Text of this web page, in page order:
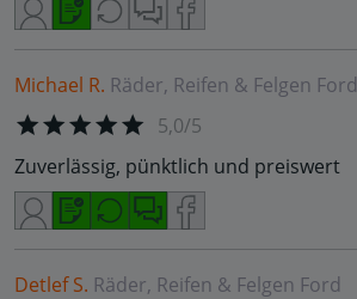
Michael R. Räder, Reifen & Felgen Ford
5,0/5
Zuverlässig, pünktlich und preiswert
Detlef S. Räder, Reifen & Felgen Ford